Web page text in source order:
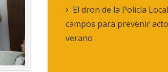
El dron de la Policía
campos para prevenir
verano